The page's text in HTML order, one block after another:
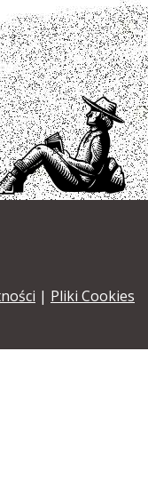
| Pliki Cookies